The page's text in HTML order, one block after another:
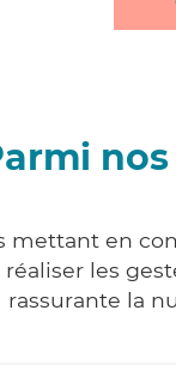
en
les
rassurante la